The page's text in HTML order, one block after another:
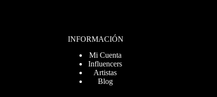
INFORMACIÓN
Mi Cuenta
Influencers
Artistas
Blog